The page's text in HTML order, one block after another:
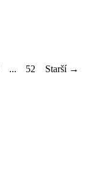
... 52 Starší →